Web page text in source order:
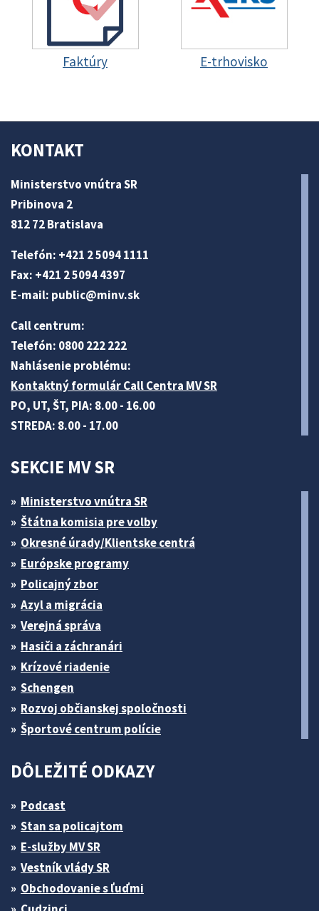
Faktúry E-trhovisko
KONTAKT
Ministerstvo vnútra SR
Pribinova 2
812 72 Bratislava
Telefón: +421 2 5094 1111
Fax: +421 2 5094 4397
E-mail: public@minv.sk
Call centrum:
Telefón: 0800 222 222
Nahlásenie problému:
Kontaktný formulár Call Centra MV SR
PO, UT, ŠT, PIA: 8.00 - 16.00
STREDA: 8.00 - 17.00
SEKCIE MV SR
Ministerstvo vnútra SR
Štátna komisia pre volby
Okresné úrady/Klientske centrá
Európske programy
Policajný zbor
Azyl a migrácia
Verejná správa
Hasiči a záchranári
Krízové riadenie
Schengen
Rozvoj občianskej spoločnosti
Športové centrum polície
DÔLEŽITÉ ODKAZY
Podcast
Stan sa policajtom
E-služby MV SR
Vestník vlády SR
Obchodovanie s ľuďmi